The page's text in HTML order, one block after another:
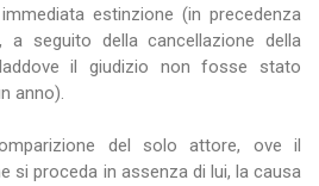
estinzione (in precedenza
a seguito della cancellazione della
il giudizio non fosse stato
anno).
del solo attore, ove il
si proceda in assenza di lui, la causa